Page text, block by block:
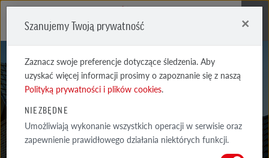
MONZA
Szanujemy Twoją prywatność ×
Zaznacz swoje preferencje dotyczące śledzenia. Aby
uzyskać więcej informacji prosimy o zapoznanie się z naszą
Polityką prywatności i plików cookies.
NIEZBĘDNE
Umożliwiają wykonanie wszystkich operacji w serwisie oraz
zapewnienie prawidłowego działania niektórych funkcji.